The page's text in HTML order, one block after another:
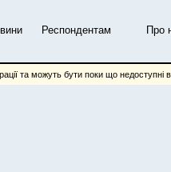
Респондентам Про
та можуть бути поки що